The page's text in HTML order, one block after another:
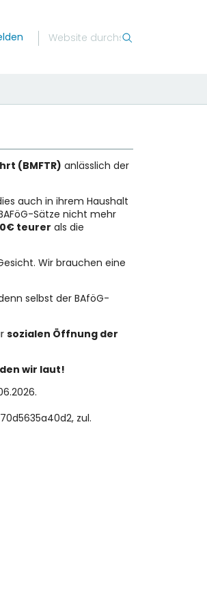
(BMFTR) anlässlich der
auch in ihrem Haushalt
Sätze nicht mehr
teurer als die
Wir brauchen eine
selbst der BAföG-
sozialen Öffnung der
wir laut!
zul.